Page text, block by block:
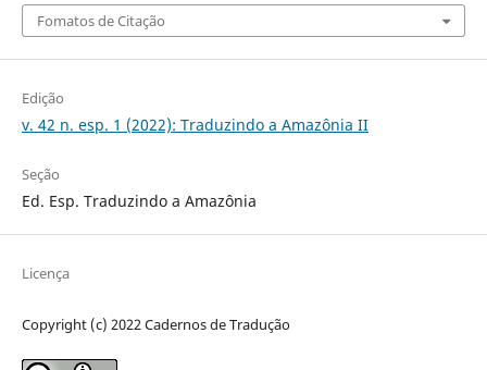
Fomatos de Citação
Edição
v. 42 n. esp. 1 (2022): Traduzindo a Amazônia II
Seção
Ed. Esp. Traduzindo a Amazônia
Licença
Copyright (c) 2022 Cadernos de Tradução